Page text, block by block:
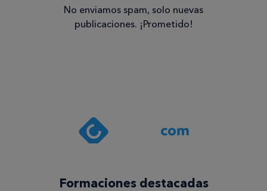
Consentimiento
política de
privacidad .*
¡Quiero
No enviamos spam, solo nuevas
publicaciones. ¡Prometido!
Formaciones destacadas